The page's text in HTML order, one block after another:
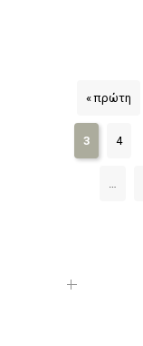
« πρώτη
3 4
…